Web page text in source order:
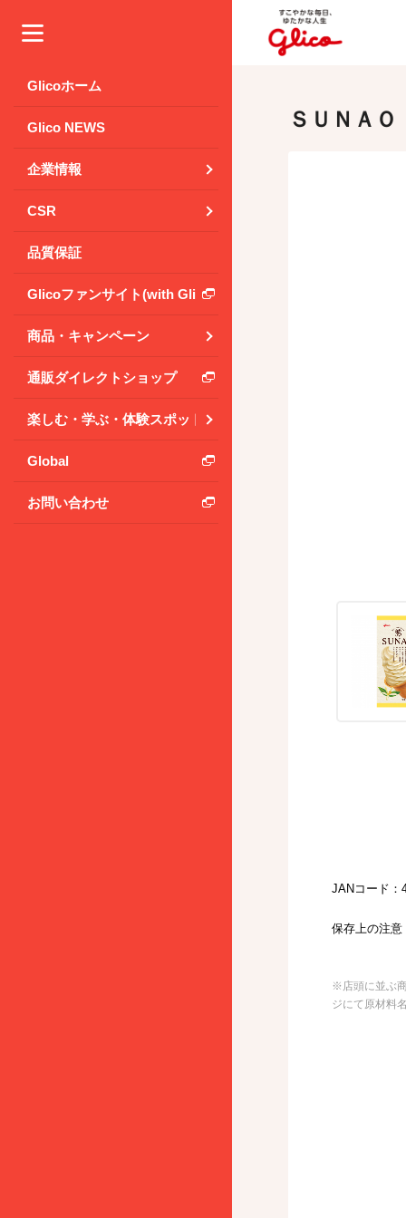
Glicoホーム
Glico NEWS
企業情報
CSR
品質保証
Glicoファンサイト(with Glico Park)
商品・キャンペーン
通販ダイレクトショップ
楽しむ・学ぶ・体験スポット
Global
お問い合わせ
ＳＵＮＡＯ
JANコード：
保存上の注
※店頭に並ぶ
ジにて原材料